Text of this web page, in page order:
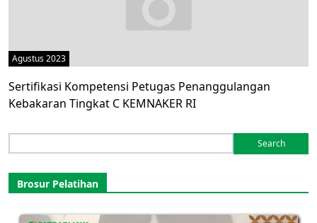
Agustus 2023
Sertifikasi Kompetensi Petugas Penanggulangan
Kebakaran Tingkat C KEMNAKER RI
for:
Brosur Pelatihan